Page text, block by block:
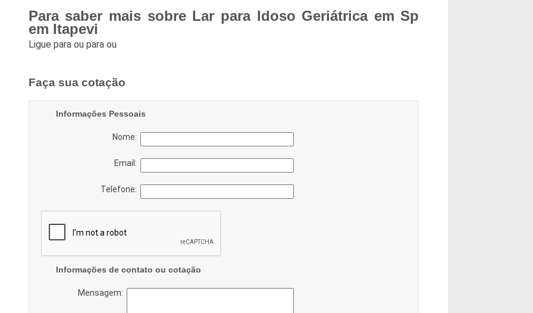
Para saber mais sobre Lar para Idoso Geriátrica em Sp
em Itapevi
Ligue para ou para ou
Faça sua cotação
Informações Pessoais
Nome:
Email:
Telefone:
Informações de contato ou cotação
Mensagem: